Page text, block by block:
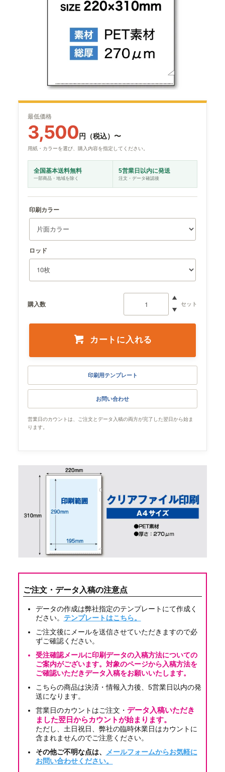
冊子・カタログ（無線綴じ）
その他商品
ご注文・データ入稿の注意点
データの作成は弊社指定のテンプレートにて作成く
ださい。 テンプレートはこちら。
ご注文後にメールを送信させていただきますので必
ずご確認ください。
受注確認メールに印刷データの入稿方法についての
ご案内がございます。対象のページから入稿方法を
ご確認いただきデータ入稿をお願いいたします。
こちらの商品は決済・情報入力後、5営業日以内の発
送になります。
営業日のカウントはご注文・ データ入稿いただき
ました翌日からカウントが始まります。
ただし、土日祝日、弊社の臨時休業日はカウントに
含まれませんのでご注意ください。
その他ご不明な点は、
メールフォームからお気軽に
お問い合わせください。
最低価格
3,500円（税込）〜
用紙・カラーを選び、購入内容を指定してください。
全国基本送料無料
一部商品・地域を除く
5営業日以内に発送
注文・データ確認後
印刷カラー
ロッド
購入数 セット
カートに入れる
印刷用テンプレート
お問い合わせ
営業日のカウントは、ご注文とデータ入稿の両方が完了した翌日から始ま
ります。